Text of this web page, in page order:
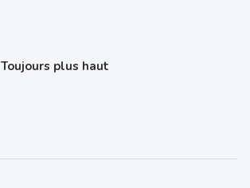
Toujours plus haut